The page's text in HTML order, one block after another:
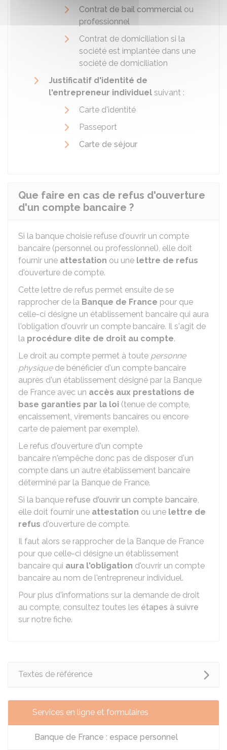
Contrat de bail commercial ou
professionnel
Contrat de domiciliation si la
société est implantée dans une
société de domiciliation
Justificatif d'identité de
l'entrepreneur individuel suivant :
Carte d'identité
Passeport
Carte de séjour
Que faire en cas de refus d'ouverture
d'un compte bancaire ?
Si la banque choisie refuse d'ouvrir un compte
bancaire (personnel ou professionnel), elle doit
fournir une attestation ou une lettre de refus
d'ouverture de compte.
Cette lettre de refus permet ensuite de se
rapprocher de la Banque de France pour que
celle-ci désigne un établissement bancaire qui aura
l'obligation d'ouvrir un compte bancaire. Il s'agit de
la procédure dite de droit au compte.
Le droit au compte permet à toute personne
physiquede bénéficier d'un compte bancaire
auprès d'un établissement désigné par la Banque
de France avec un accès aux prestations de
base garanties par la loi (tenue de compte,
encaissement, virements bancaires ou encore
carte de paiement par exemple).
Le refus d'ouverture d'un compte
bancaire n'empêche donc pas de disposer d'un
compte dans un autre établissement bancaire
déterminé par la Banque de France.
Si la banque refuse d'ouvrir un compte bancaire,
elle doit fournir une attestation ou une lettre de
refus d'ouverture de compte.
Il faut alors se rapprocher de la Banque de France
pour que celle-ci désigne un établissement
bancaire qui aura l'obligation d'ouvrir un compte
bancaire au nom de l'entrepreneur individuel.
Pour plus d'informations sur la demande de droit
au compte, consultez toutes les étapes à suivre
sur notre fiche.
Textes de référence
Services en ligne et formulaires
Banque de France : espace personnel